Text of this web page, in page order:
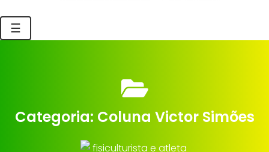
☰
Categoria: Coluna Victor Simões